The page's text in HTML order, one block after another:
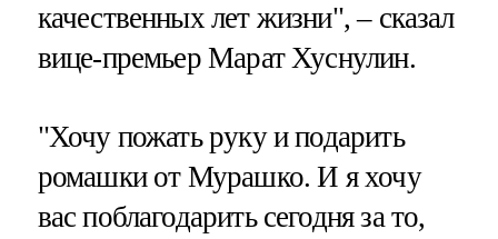
качественных лет жизни", – сказал
вице-премьер Марат Хуснулин.
"Хочу пожать руку и подарить
ромашки от Мурашко. И я хочу
вас поблагодарить сегодня за то,